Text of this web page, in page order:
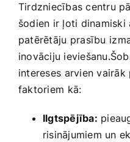
Tirdzniecības centru
šodien ir ļoti dinamiski
patērētāju ⁤prasību⁢
inovāciju
intereses ⁢arvien
faktoriem ⁣kā:
Ilgtspējība:
risinājumiem un